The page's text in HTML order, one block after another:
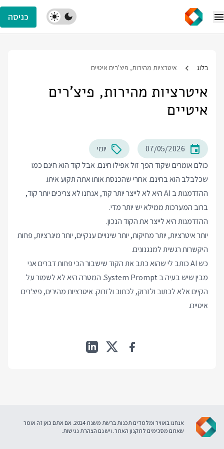
כניסה
בלוג איטרציות מהירות, פיצ'רים איטיים
איטרציות מהירות, פיצ'רים
איטיים
07/05/2026
יומי
כולם אומרים שקוד הפך זול אפילו חינם. אבל קוד הוא חינם כמו
שכלבלב הוא בחינם. אחרי שהכנסת אותו אתה תקוע איתו.
ההזדמנות ב AI היא לא לייצר יותר קוד, אנחנו לא צריכים יותר קוד,
ברוב המערכות ממילא יש יותר מדי.
ההזדמנות היא לייצר את הקוד הנכון.
יותר איטרציות, יותר מחיקות, יותר שינויים ענקיים, יותר מיגרציות, פחות
היקשרות רגשית למנגנונים.
כש AI כותב לי שהוא כתב את הקוד שישבור הכי פחות דברים אני
מבין שיש בעיה ב System Prompt. המטרה היא לא לשמור על
הקיים אלא לכתוב ולזרוק, לכתוב ולזרוק. איטרציות מהירים, פיצ'רים
איטיים.
אנחנו באוויר ומלמדים תכנות ברשת משנת 2014. אם אתם כאן זה אומר
שאתם מסכימים לתקנון האתר. ויש גם הצהרת נגישות.